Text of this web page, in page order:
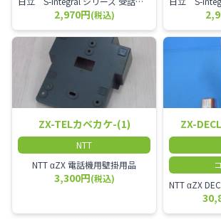
2,970円(税込)
ZX-TELカベカケ-(1)
NTT
NTT αZX 電話機用壁掛用品
3,300円(税込)
ZX-